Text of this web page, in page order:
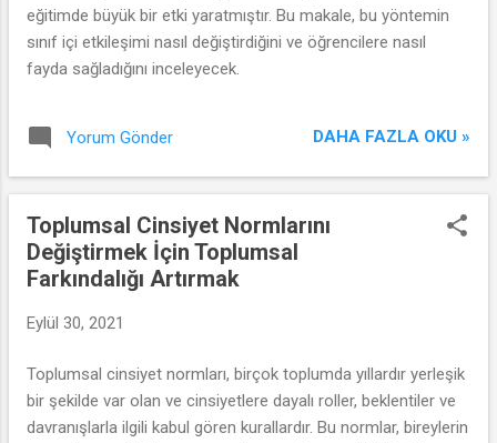
eğitimde büyük bir etki yaratmıştır. Bu makale, bu yöntemin
sınıf içi etkileşimi nasıl değiştirdiğini ve öğrencilere nasıl
fayda sağladığını inceleyecek.
Yorum Gönder DAHA FAZLA OKU »
Toplumsal Cinsiyet Normlarını
Değiştirmek İçin Toplumsal
Farkındalığı Artırmak
Eylül 30, 2021
Toplumsal cinsiyet normları, birçok toplumda yıllardır yerleşik
bir şekilde var olan ve cinsiyetlere dayalı roller, beklentiler ve
davranışlarla ilgili kabul gören kurallardır. Bu normlar, bireylerin